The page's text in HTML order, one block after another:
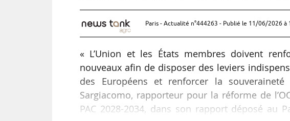
Paris - Actualité n°444263 - Publié le 11/06/2026 à
« L’Union et les États membres doivent
nouveaux afin de disposer des leviers
des Européens et renforcer la
Sargiacomo, rapporteur pour la réforme de
PAC 2028-2034, dans son rapport déposé au